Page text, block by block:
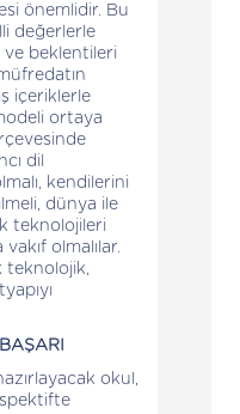
önemlidir. Bu
değerlerle
beklentileri
içeriklerle
ortaya
dil
kendilerini
dünya ile
teknolojileri
olmalılar.
teknolojik,
okul,